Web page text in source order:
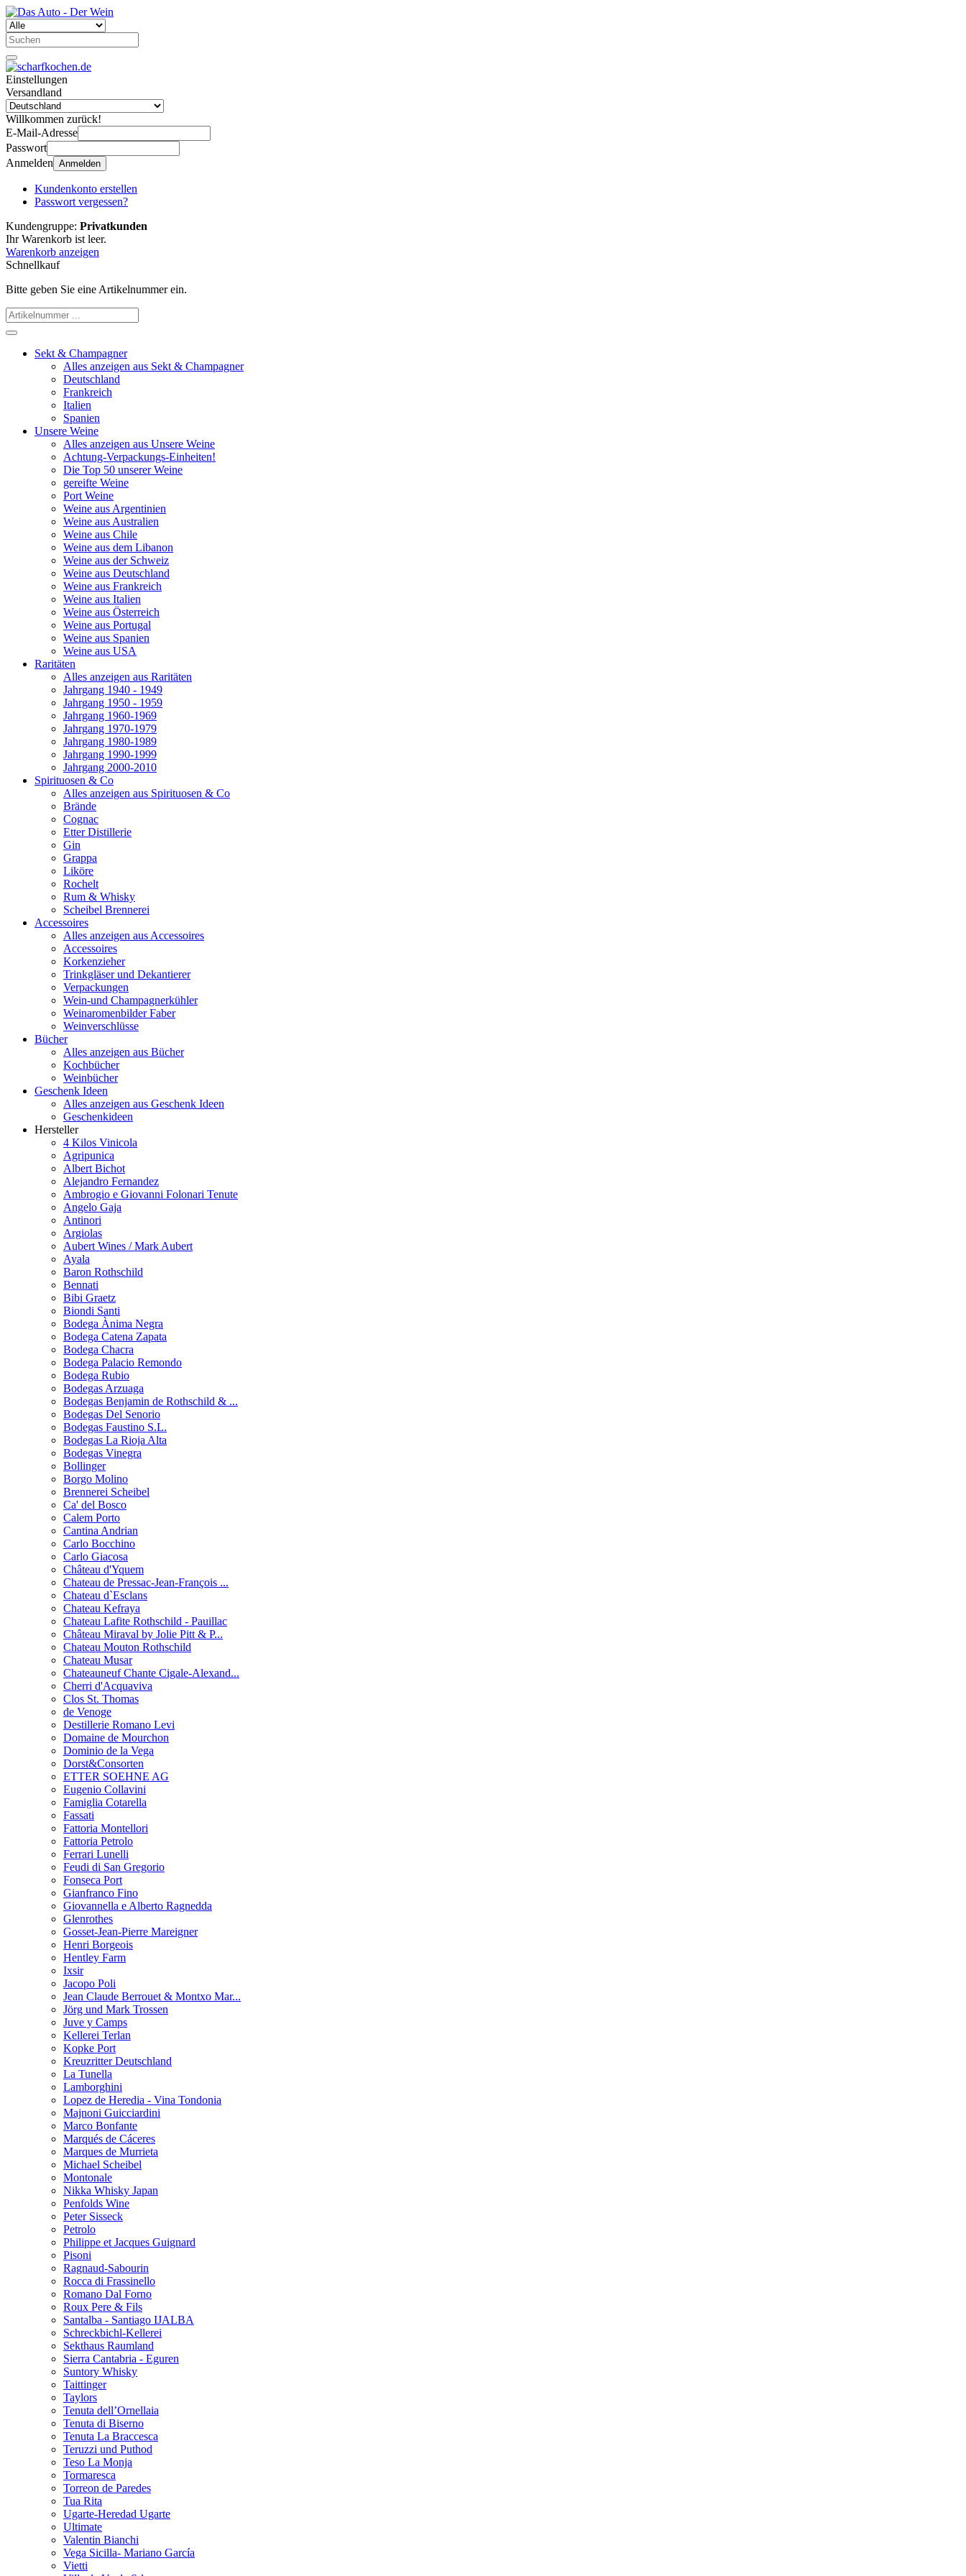
Einstellungen
Versandland
Willkommen zurück!
E-Mail-Adresse
Passwort
Anmelden Anmelden
Kundenkonto erstellen
Passwort vergessen?
Kundengruppe: Privatkunden
Ihr Warenkorb ist leer.
Warenkorb anzeigen
Schnellkauf
Bitte geben Sie eine Artikelnummer ein.
Sekt & Champagner
Alles anzeigen aus Sekt & Champagner
Deutschland
Frankreich
Italien
Spanien
Unsere Weine
Alles anzeigen aus Unsere Weine
Achtung-Verpackungs-Einheiten!
Die Top 50 unserer Weine
gereifte Weine
Port Weine
Weine aus Argentinien
Weine aus Australien
Weine aus Chile
Weine aus dem Libanon
Weine aus der Schweiz
Weine aus Deutschland
Weine aus Frankreich
Weine aus Italien
Weine aus Österreich
Weine aus Portugal
Weine aus Spanien
Weine aus USA
Raritäten
Alles anzeigen aus Raritäten
Jahrgang 1940 - 1949
Jahrgang 1950 - 1959
Jahrgang 1960-1969
Jahrgang 1970-1979
Jahrgang 1980-1989
Jahrgang 1990-1999
Jahrgang 2000-2010
Spirituosen & Co
Alles anzeigen aus Spirituosen & Co
Brände
Cognac
Etter Distillerie
Gin
Grappa
Liköre
Rochelt
Rum & Whisky
Scheibel Brennerei
Accessoires
Alles anzeigen aus Accessoires
Accessoires
Korkenzieher
Trinkgläser und Dekantierer
Verpackungen
Wein-und Champagnerkühler
Weinaromenbilder Faber
Weinverschlüsse
Bücher
Alles anzeigen aus Bücher
Kochbücher
Weinbücher
Geschenk Ideen
Alles anzeigen aus Geschenk Ideen
Geschenkideen
Hersteller
4 Kilos Vinicola
Agripunica
Albert Bichot
Alejandro Fernandez
Ambrogio e Giovanni Folonari Tenute
Angelo Gaja
Antinori
Argiolas
Aubert Wines / Mark Aubert
Ayala
Baron Rothschild
Bennati
Bibi Graetz
Biondi Santi
Bodega Ànima Negra
Bodega Catena Zapata
Bodega Chacra
Bodega Palacio Remondo
Bodega Rubio
Bodegas Arzuaga
Bodegas Benjamin de Rothschild & ...
Bodegas Del Senorio
Bodegas Faustino S.L.
Bodegas La Rioja Alta
Bodegas Vinegra
Bollinger
Borgo Molino
Brennerei Scheibel
Ca' del Bosco
Calem Porto
Cantina Andrian
Carlo Bocchino
Carlo Giacosa
Château d'Yquem
Chateau de Pressac-Jean-François ...
Chateau d`Esclans
Chateau Kefraya
Chateau Lafite Rothschild - Pauillac
Château Miraval by Jolie Pitt & P...
Chateau Mouton Rothschild
Chateau Musar
Chateauneuf Chante Cigale-Alexand...
Cherri d'Acquaviva
Clos St. Thomas
de Venoge
Destillerie Romano Levi
Domaine de Mourchon
Dominio de la Vega
Dorst&Consorten
ETTER SOEHNE AG
Eugenio Collavini
Famiglia Cotarella
Fassati
Fattoria Montellori
Fattoria Petrolo
Ferrari Lunelli
Feudi di San Gregorio
Fonseca Port
Gianfranco Fino
Giovannella e Alberto Ragnedda
Glenrothes
Gosset-Jean-Pierre Mareigner
Henri Borgeois
Hentley Farm
Ixsir
Jacopo Poli
Jean Claude Berrouet & Montxo Mar...
Jörg und Mark Trossen
Juve y Camps
Kellerei Terlan
Kopke Port
Kreuzritter Deutschland
La Tunella
Lamborghini
Lopez de Heredia - Vina Tondonia
Majnoni Guicciardini
Marco Bonfante
Marqués de Cáceres
Marques de Murrieta
Michael Scheibel
Montonale
Nikka Whisky Japan
Penfolds Wine
Peter Sisseck
Petrolo
Philippe et Jacques Guignard
Pisoni
Ragnaud-Sabourin
Rocca di Frassinello
Romano Dal Forno
Roux Pere & Fils
Santalba - Santiago IJALBA
Schreckbichl-Kellerei
Sekthaus Raumland
Sierra Cantabria - Eguren
Suntory Whisky
Taittinger
Taylors
Tenuta dell’Ornellaia
Tenuta di Biserno
Tenuta La Braccesca
Teruzzi und Puthod
Teso La Monja
Tormaresca
Torreon de Paredes
Tua Rita
Ugarte-Heredad Ugarte
Ultimate
Valentin Bianchi
Vega Sicilla- Mariano García
Vietti